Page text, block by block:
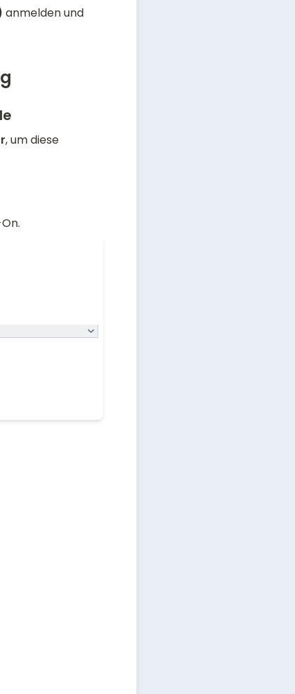
anmelden und
, um diese